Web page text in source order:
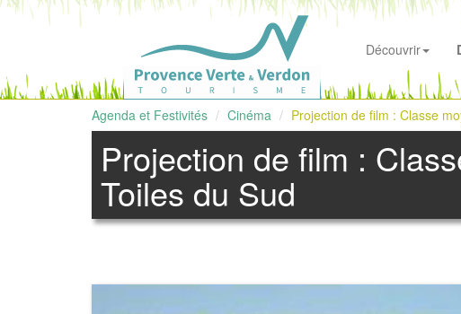
Découvrir
Agenda et Festivités Cinéma Projection de film : Classe
Projection de film :
Toiles du Sud